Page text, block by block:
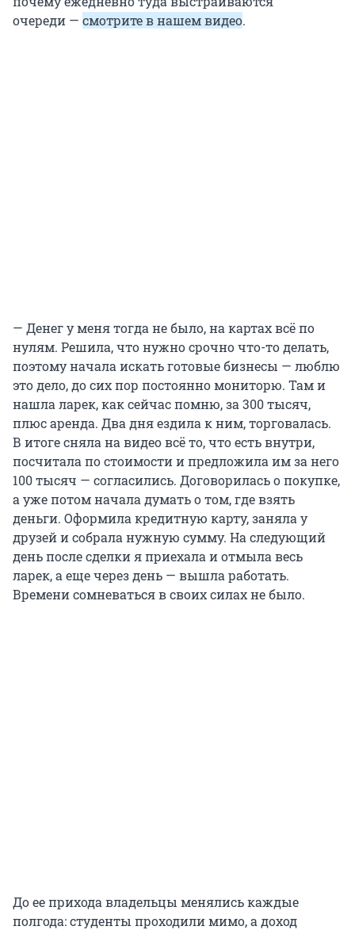
очереди — смотрите в нашем видео.
— Денег у меня тогда не было, на картах всё по
нулям. Решила, что нужно срочно что-то делать,
поэтому начала искать готовые бизнесы — люблю
это дело, до сих пор постоянно мониторю. Там и
нашла ларек, как сейчас помню, за 300 тысяч,
плюс аренда. Два дня ездила к ним, торговалась.
В итоге сняла на видео всё то, что есть внутри,
посчитала по стоимости и предложила им за него
100 тысяч — согласились. Договорилась о покупке,
а уже потом начала думать о том, где взять
деньги. Оформила кредитную карту, заняла у
друзей и собрала нужную сумму. На следующий
день после сделки я приехала и отмыла весь
ларек, а еще через день — вышла работать.
Времени сомневаться в своих силах не было.
До ее прихода владельцы менялись каждые
полгода: студенты проходили мимо, а доход